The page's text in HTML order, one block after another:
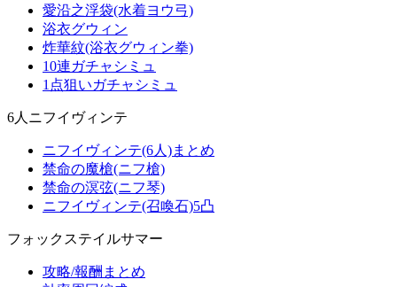
愛沿之浮袋(水着ヨウ弓)
浴衣グウィン
炸華紋(浴衣グウィン拳)
10連ガチャシミュ
1点狙いガチャシミュ
6人ニフイヴィンテ
ニフイヴィンテ(6人)まとめ
禁命の魔槍(ニフ槍)
禁命の溟弦(ニフ琴)
ニフイヴィンテ(召喚石)5凸
フォックステイルサマー
攻略/報酬まとめ